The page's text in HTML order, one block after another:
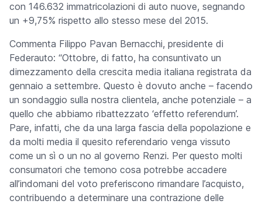
con 146.632 immatricolazioni di auto nuove, segnando
un +9,75% rispetto allo stesso mese del 2015.
Commenta Filippo Pavan Bernacchi, presidente di
Federauto: “Ottobre, di fatto, ha consuntivato un
dimezzamento della crescita media italiana registrata da
gennaio a settembre. Questo è dovuto anche – facendo
un sondaggio sulla nostra clientela, anche potenziale – a
quello che abbiamo ribattezzato ‘effetto referendum’.
Pare, infatti, che da una larga fascia della popolazione e
da molti media il quesito referendario venga vissuto
come un sì o un no al governo Renzi. Per questo molti
consumatori che temono cosa potrebbe accadere
all’indomani del voto preferiscono rimandare l’acquisto,
contribuendo a determinare una contrazione delle